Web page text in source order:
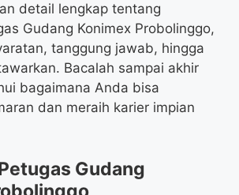
detail lengkap tentang
Gudang Konimex Probolinggo,
tanggung jawab, hingga
Bacalah sampai akhir
bagaimana Anda bisa
dan meraih karier impian
Gudang